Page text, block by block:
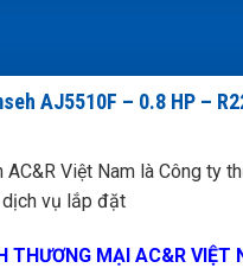
AJ5510F – 0.8 HP –
AC&R Việt Nam là Công ty
vụ lắp đặt
THƯƠNG MẠI AC&R VIỆT